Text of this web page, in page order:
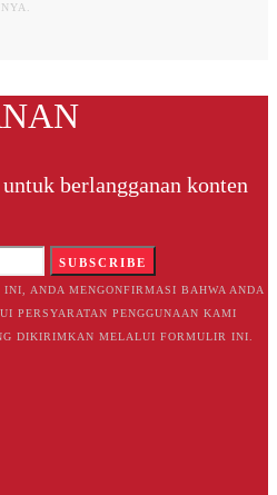
berlangganan konten
SUBSCRIBE
INI, ANDA MENGONFIRMASI BAHWA ANDA
PERSYARATAN PENGGUNAAN KAMI
DIKIRIMKAN MELALUI FORMULIR INI.